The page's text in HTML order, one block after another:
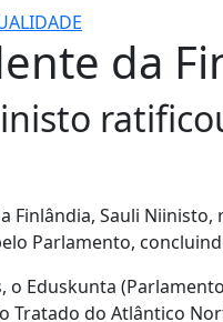
da
Finlândia, Sauli
Parlamento,
o Eduskunta
Tratado do Atlântico